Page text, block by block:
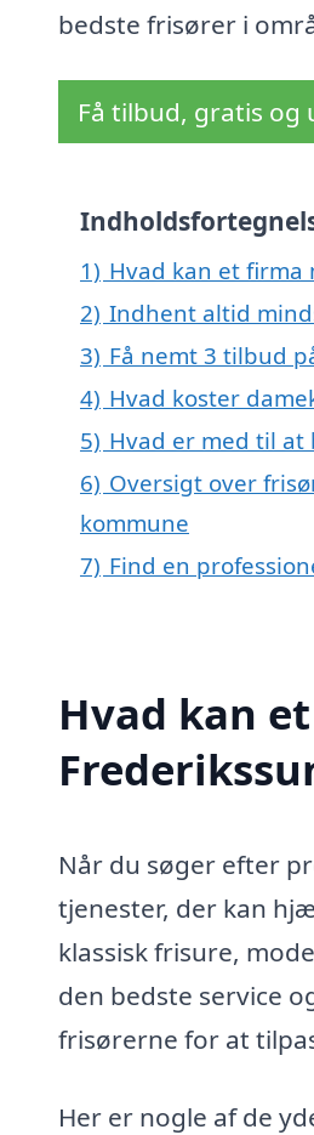
bedste frisører i
Få tilbud, gratis
1) Hvad kan et firma
2) Indhent altid
3) Få nemt 3 tilbud
4) Hvad koster
5) Hvad er med til at
6) Oversigt over
kommune
7) Find en
Hvad kan
Når du søger efter
tjenester, der kan
klassisk frisure,
den bedste service
frisørerne for at
Her er nogle af de